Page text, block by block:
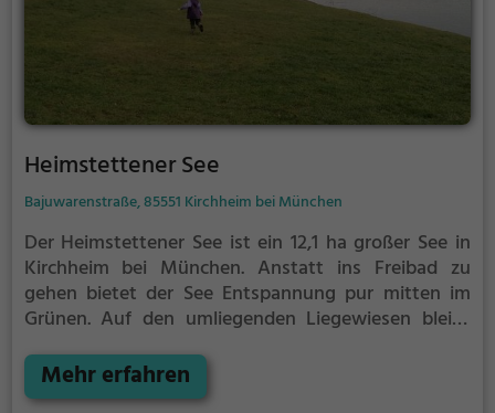
Heimstettener See
Bajuwarenstraße, 85551 Kirchheim bei München
Der Heimstettener See ist ein 12,1 ha großer See in
Kirchheim bei München. Anstatt ins Freibad zu
gehen bietet der See Entspannung pur mitten im
Grünen. Auf den umliegenden Liegewiesen bleibt
Picknicken. Von Mai bis September ist der
Heimstettener See ein beliebtes Ausflugsziel. Egal ob
Mehr erfahren